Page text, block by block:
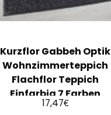
Kurzflor Gabbeh Optik
Wohnzimmerteppich
Flachflor Teppich
Einfarbig 7 Farben
17,47€